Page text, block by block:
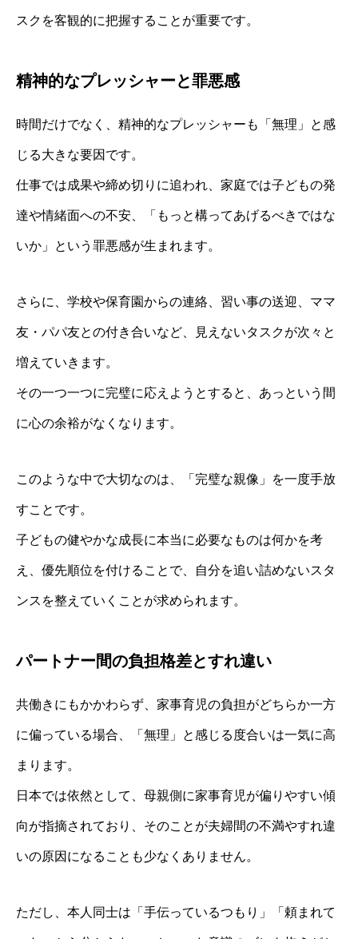
スクを客観的に把握することが重要です。
精神的なプレッシャーと罪悪感
時間だけでなく、精神的なプレッシャーも「無理」と感
じる大きな要因です。
仕事では成果や締め切りに追われ、家庭では子どもの発
達や情緒面への不安、「もっと構ってあげるべきではな
いか」という罪悪感が生まれます。
さらに、学校や保育園からの連絡、習い事の送迎、ママ
友・パパ友との付き合いなど、見えないタスクが次々と
増えていきます。
その一つ一つに完璧に応えようとすると、あっという間
に心の余裕がなくなります。
このような中で大切なのは、「完璧な親像」を一度手放
すことです。
子どもの健やかな成長に本当に必要なものは何かを考
え、優先順位を付けることで、自分を追い詰めないスタ
ンスを整えていくことが求められます。
パートナー間の負担格差とすれ違い
共働きにもかかわらず、家事育児の負担がどちらか一方
に偏っている場合、「無理」と感じる度合いは一気に高
まります。
日本では依然として、母親側に家事育児が偏りやすい傾
向が指摘されており、そのことが夫婦間の不満やすれ違
いの原因になることも少なくありません。
ただし、本人同士は「手伝っているつもり」「頼まれて